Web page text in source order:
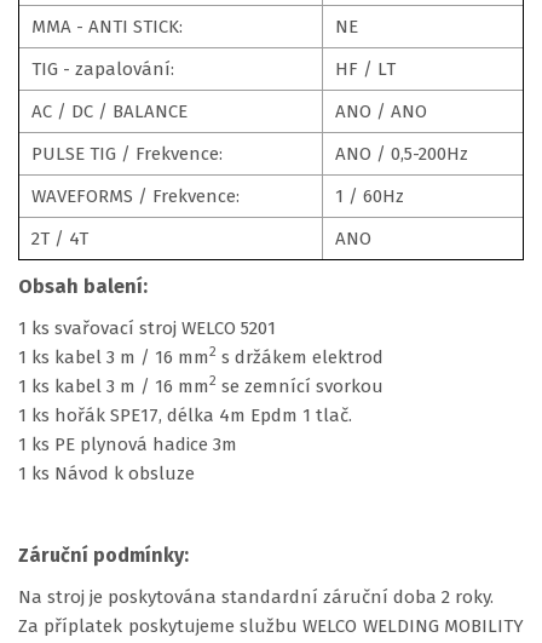
MMA - ANTI STICK:
NE
TIG - zapalování:
HF / LT
AC / DC / BALANCE
ANO / ANO
PULSE TIG / Frekvence:
ANO / 0,5-200Hz
WAVEFORMS / Frekvence:
1 / 60Hz
2T / 4T
ANO
Obsah balení:
1 ks svařovací stroj WELCO 5201
1 ks kabel 3 m / 16 mm2 s držákem elektrod
1 ks kabel 3 m / 16 mm2 se zemnící svorkou
1 ks hořák SPE17, délka 4m Epdm 1 tlač.
1 ks PE plynová hadice 3m
1 ks Návod k obsluze
Záruční podmínky:
Na stroj je poskytována standardní záruční doba 2 roky.
Za příplatek poskytujeme službu WELCO WELDING MOBILITY